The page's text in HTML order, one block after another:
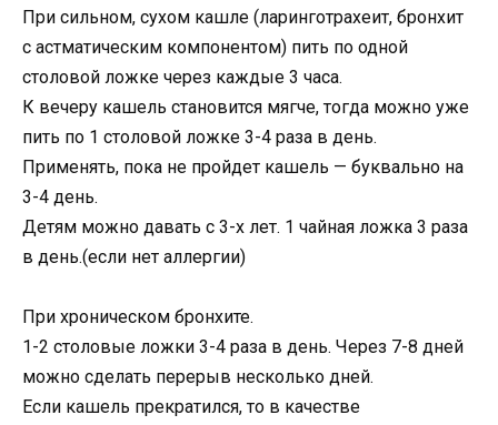
При сильном, сухом кашле (ларинготрахеит, бронхит
с астматическим компонентом) пить по одной
столовой ложке через каждые 3 часа.
К вечеру кашель становится мягче, тогда можно уже
пить по 1 столовой ложке 3-4 раза в день.
Применять, пока не пройдет кашель — буквально на
3-4 день.
Детям можно давать с 3-х лет. 1 чайная ложка 3 раза
в день.(если нет аллергии)
При хроническом бронхите.
1-2 столовые ложки 3-4 раза в день. Через 7-8 дней
можно сделать перерыв несколько дней.
Если кашель прекратился, то в качестве